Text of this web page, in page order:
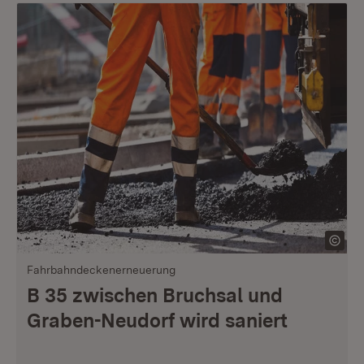
Fahrbahndeckenerneuerung
B 35 zwischen Bruchsal und
Graben-Neudorf wird saniert